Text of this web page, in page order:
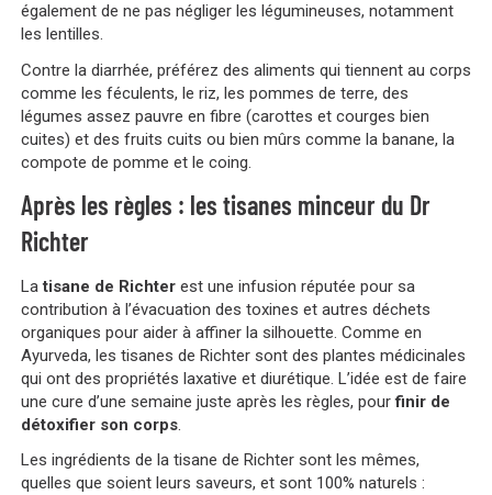
également de ne pas négliger les légumineuses, notamment
les lentilles.
Contre la diarrhée, préférez des aliments qui tiennent au corps
comme les féculents, le riz, les pommes de terre, des
légumes assez pauvre en fibre (carottes et courges bien
cuites) et des fruits cuits ou bien mûrs comme la banane, la
compote de pomme et le coing.
Après les règles : les tisanes minceur du Dr
Richter
Latisane de Richterest une infusion réputée pour sa
contribution à l’évacuation des toxines et autres déchets
organiques pour aider à affiner la silhouette. Comme en
Ayurveda, les tisanes de Richter sont des plantes médicinales
qui ont des propriétés laxative et diurétique. L’idée est de faire
une cure d’une semaine juste après les règles, pourfinir de
détoxifier son corps.
Les ingrédients de la tisane de Richter sont les mêmes,
quelles que soient leurs saveurs, et sont 100% naturels :